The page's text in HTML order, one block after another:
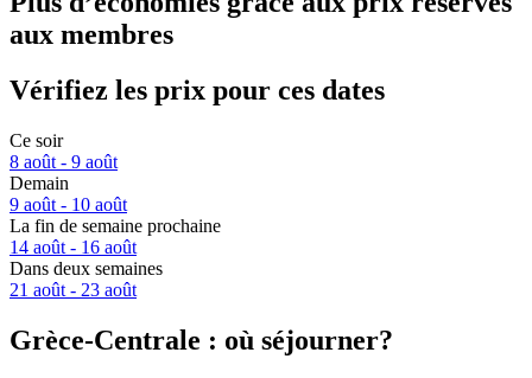
aux membres
Vérifiez les prix pour ces dates
Ce soir
8 août - 9 août
Demain
9 août - 10 août
La fin de semaine prochaine
14 août - 16 août
Dans deux semaines
21 août - 23 août
Grèce-Centrale : où séjourner?